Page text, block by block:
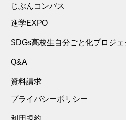
じぶんコンパス
進学EXPO
SDGs高校生自分ごと化プロジェ
Q&A
資料請求
プライバシーポリシー
利用規約